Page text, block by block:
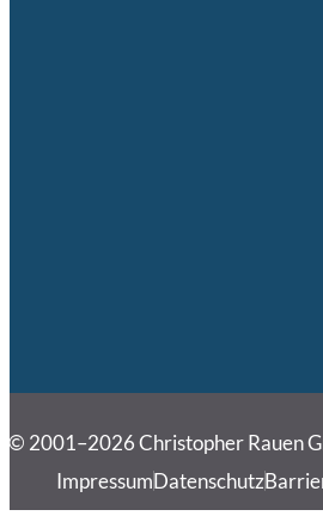
© 2001–2026 Christopher Rauen
ImpressumDatenschutz